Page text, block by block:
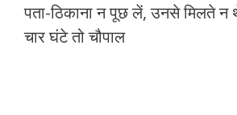
पता-ठिकाना न पूछ लें, उनसे मिलते न
चार घंटे तो चौपाल